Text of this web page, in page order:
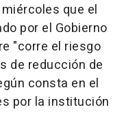
que el
por el Gobierno
"corre el riesgo
de reducción de
consta en el
por la institución